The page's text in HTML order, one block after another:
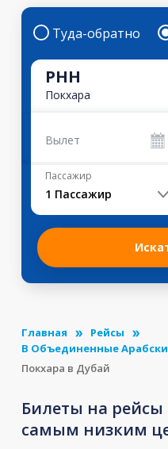
Туда-обратно
PHH
Покхара
Вылет
Пассажир
1 Пассажир
Главная
Рейсы
В Объединенные
Покхара в Дубай
Билеты на
самым низким